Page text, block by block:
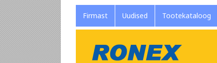
Firmast Uudised Tootekataloog